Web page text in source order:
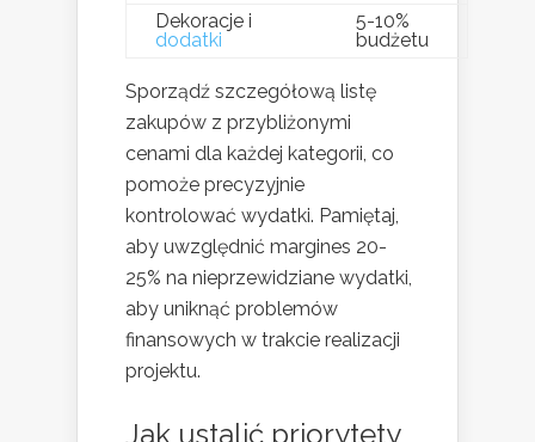
Dekoracje i
dodatki
5-10%
budżetu
Sporządź szczegółową listę
zakupów z przybliżonymi
cenami dla każdej kategorii, co
pomoże precyzyjnie
kontrolować wydatki. Pamiętaj,
aby uwzględnić margines 20-
25% na nieprzewidziane wydatki,
aby uniknąć problemów
finansowych w trakcie realizacji
projektu.
Jak ustalić priorytety